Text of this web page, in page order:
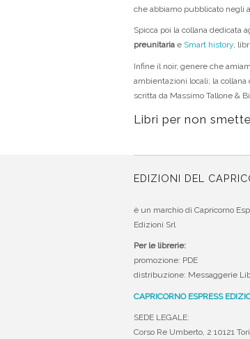
che abbiamo pubblicato negli
Spicca poi la collana dedicata
preunitaria e Smart history,
Infine il noir, genere che
ambientazioni locali; la collana
scritta da Massimo Tallone &
Libri per non
EDIZIONI DEL
è un marchio di Capricorno
Edizioni Srl
Per le librerie:
promozione: PDE
distribuzione: Messaggerie
CAPRICORNO ESPRESS
SEDE LEGALE:
Corso Re Umberto, 2 10121